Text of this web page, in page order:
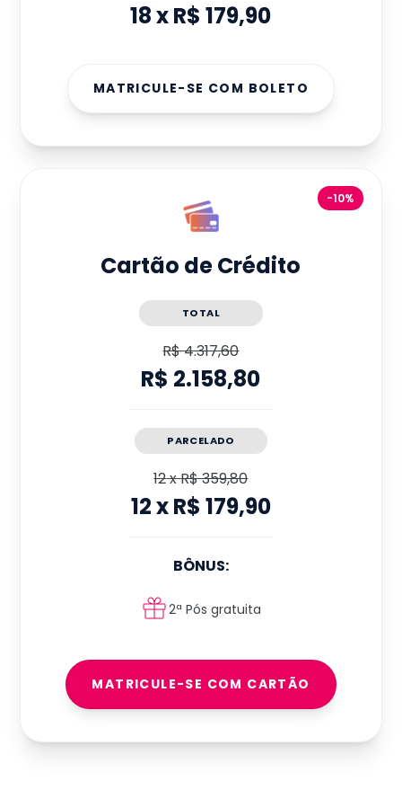
18xR$ 179,90
MATRICULE-SE COM BOLETO
-10%
Cartão de Crédito
TOTAL
R$ 4.317,60
R$ 2.158,80
PARCELADO
12xR$ 359,80
12xR$ 179,90
BÔNUS:
2ª Pós gratuita
MATRICULE-SE COM CARTÃO